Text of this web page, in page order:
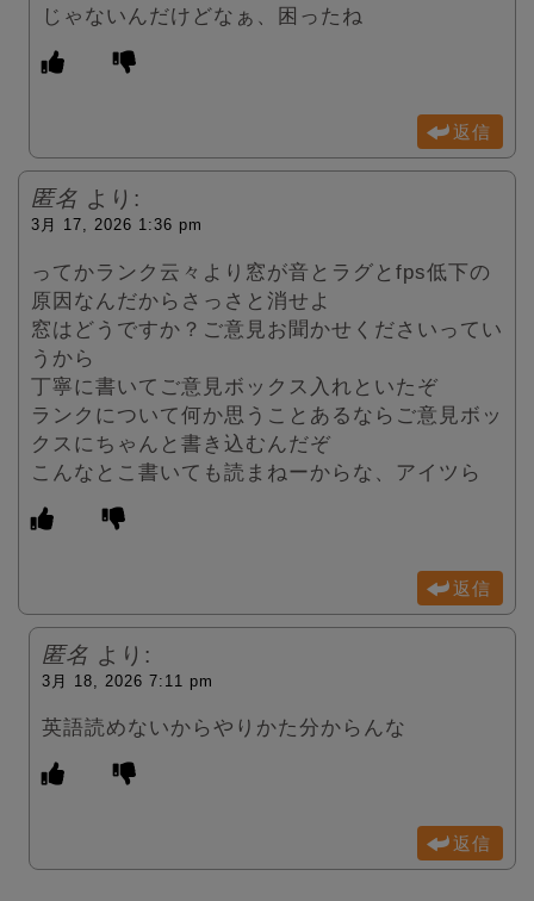
じゃないんだけどなぁ、困ったね
返信
匿名 より:
3月 17, 2026 1:36 pm
ってかランク云々より窓が音とラグとfps低下の
原因なんだからさっさと消せよ
窓はどうですか？ご意見お聞かせくださいってい
うから
丁寧に書いてご意見ボックス入れといたぞ
ランクについて何か思うことあるならご意見ボッ
クスにちゃんと書き込むんだぞ
こんなとこ書いても読まねーからな、アイツら
返信
匿名 より:
3月 18, 2026 7:11 pm
英語読めないからやりかた分からんな
返信